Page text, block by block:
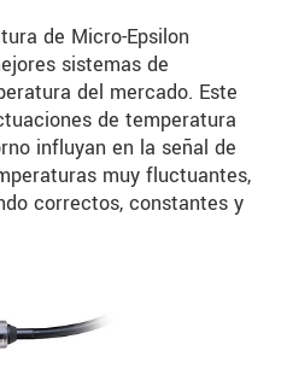
de Micro-Epsilon
sistemas de
del mercado. Este
de temperatura
influyan en la señal de
muy fluctuantes,
correctos, constantes y